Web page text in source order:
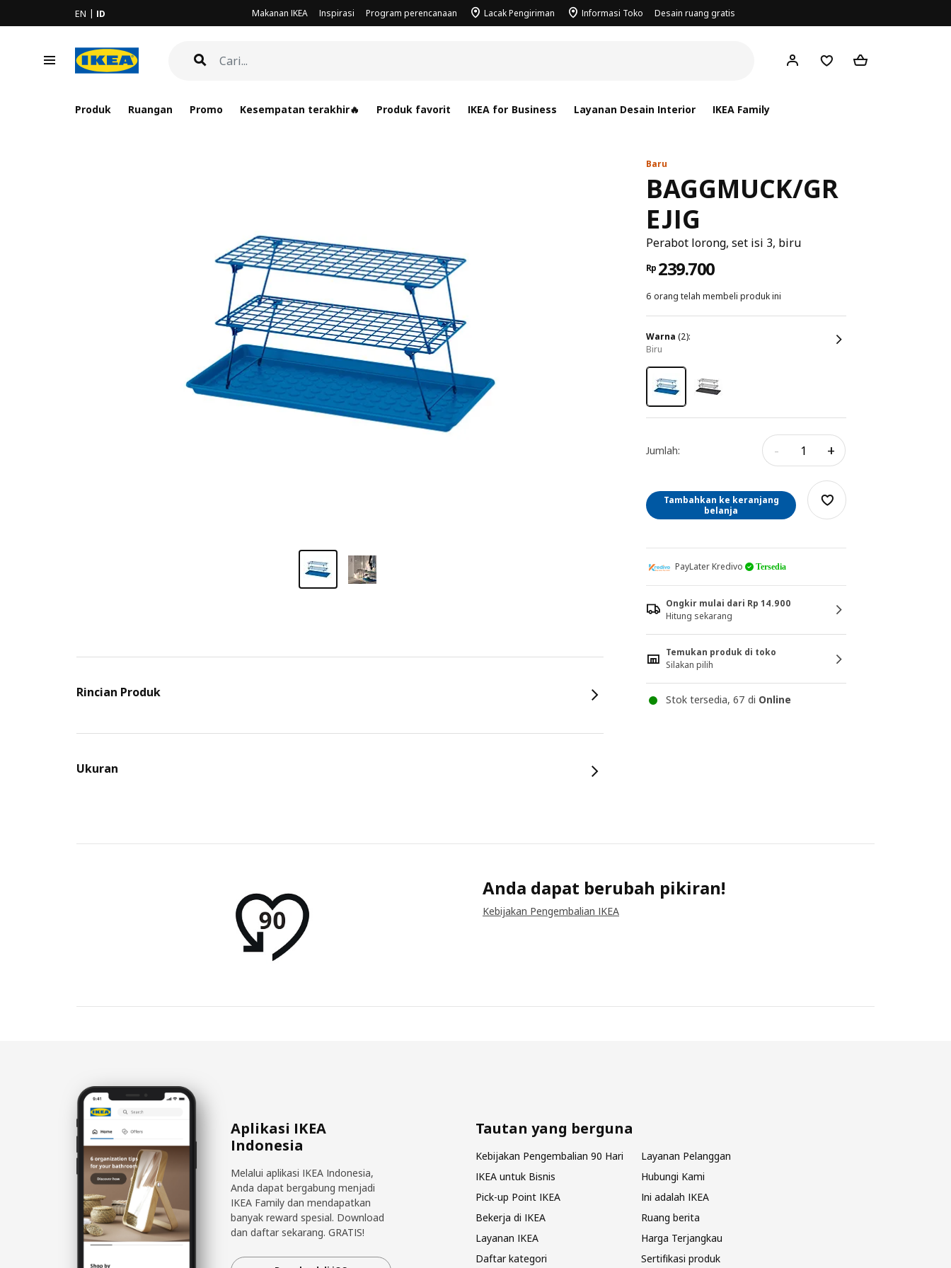
EN ID Makanan IKEA Inspirasi Program perencanaan Lacak Pengiriman Informasi Toko Desain ruang gratis
Produk Ruangan Promo Kesempatan terakhir🔥 Produk favorit IKEA for Business Layanan Desain Interior IKEA Family
Baru
BAGGMUCK/GR
EJIG
Perabot lorong, set isi 3, biru
Rp 239.700
6 orang telah membeli produk ini
warna (2):
biru
Jumlah: - +
Tambahkan ke keranjang
belanja
PayLater Kredivo Tersedia
Ongkir mulai dari Rp 14.900
Hitung sekarang
Temukan produk di toko
Silakan pilih
Stok tersedia, 67 di Online
Rincian Produk
Ukuran
Anda dapat berubah pikiran!
Kebijakan Pengembalian IKEA
Aplikasi IKEA
Indonesia
Melalui aplikasi IKEA Indonesia,
Anda dapat bergabung menjadi
IKEA Family dan mendapatkan
banyak reward spesial. Download
dan daftar sekarang. GRATIS!
Tautan yang berguna
Kebijakan Pengembalian 90 Hari
Layanan Pelanggan
IKEA untuk Bisnis
Hubungi Kami
Pick-up Point IKEA
Ini adalah IKEA
Bekerja di IKEA
Ruang berita
Layanan IKEA
Harga Terjangkau
Daftar kategori
Sertifikasi produk